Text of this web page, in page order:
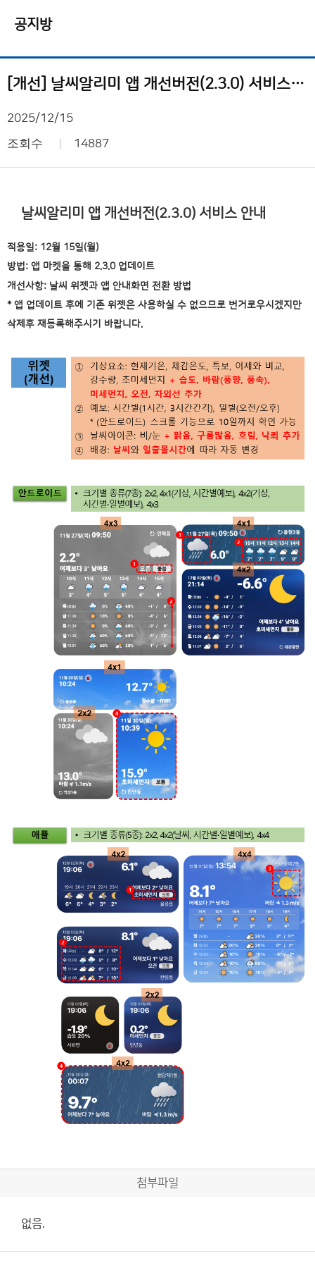
공지방
[개선] 날씨알리미 앱 개선버전(2.3.0) 서비스 안내
2025/12/15
조회수 14887
날씨알리미 앱 개선버전(2.3.0) 서비스 안내
적용일: 12월 15일(월)
방법: 앱 마켓을 통해 2.3.0 업데이트
개선사항: 날씨 위젯과 앱 안내화면 전환 방법
* 앱 업데이트 후에 기존 위젯은 사용하실 수 없으므로 번거로우시겠지만
삭제후 재등록해주시기 바랍니다.
첨부파일
없음.